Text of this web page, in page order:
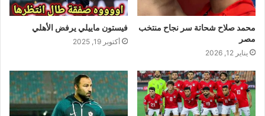
محمد صلاح شحاتة سر نجاح منتخب
مصر
يناير 12, 2026
فيستون ماييلي يرفض الأهلي
أكتوبر 19, 2025